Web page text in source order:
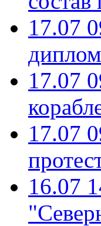
17.07
17.07
17.07
16.07